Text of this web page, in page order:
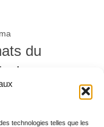
technologies telles que les
du